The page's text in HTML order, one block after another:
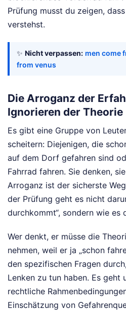
Prüfung musst du zeigen,
verstehst.
✨ Nicht verpassen: men come
from venus
Die Arroganz der
Ignorieren der Theorie
Es gibt eine Gruppe von
scheitern: Diejenigen, die
auf dem Dorf gefahren sind
Fahrrad fahren. Sie denken,
Arroganz ist der sicherste
der Prüfung geht es nicht
durchkommt“, sondern wie es
Wer denkt, er müsse die
nehmen, weil er ja „schon
den spezifischen Fragen
Lenken zu tun haben. Es geht
rechtliche
Einschätzung von